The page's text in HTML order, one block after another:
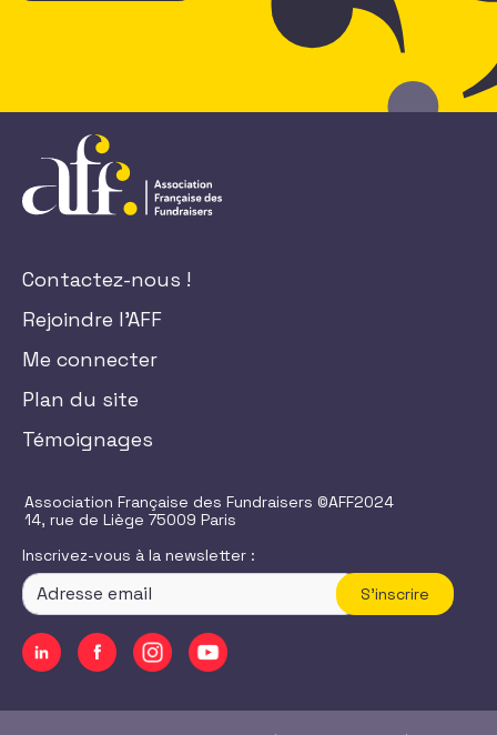
Contactez-nous !
Rejoindre l'AFF
Me connecter
Plan du site
Témoignages
Association Française des Fundraisers ©AFF2024
14, rue de Liège 75009 Paris
Inscrivez-vous à la newsletter :
S'inscrire